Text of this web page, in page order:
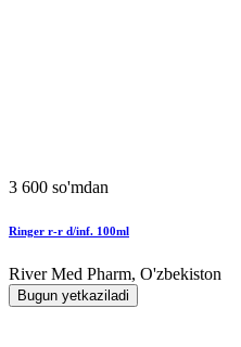
3 600 so'mdan
Ringer r-r d/inf. 100ml
River Med Pharm, O'zbekiston
Bugun yetkaziladi